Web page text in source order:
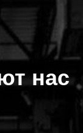
нас